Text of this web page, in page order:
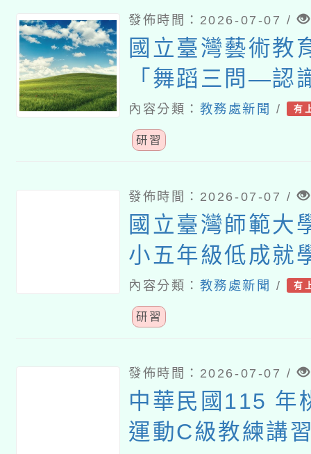
發佈時間：2026-07-07 /
國立臺灣藝術教
「舞蹈三問―認
教師研習課程
內容分類： 教務處新聞 / 有
研習
發佈時間：2026-07-07 /
國立臺灣師範大
小五年級低成就
難問題與有效教
分享研習」
內容分類： 教務處新聞 / 有
研習
發佈時間：2026-07-07 /
中華民國115 年
運動C級教練講